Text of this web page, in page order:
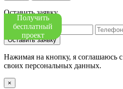
Оставить заявку
Оставить заявку
Нажимая на кнопку, я соглашаюсь с
своих персональных данных.
×
Получить
бесплатный
проект